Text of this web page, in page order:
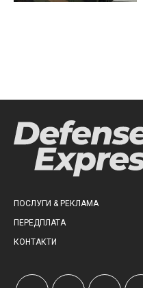
ПОСЛУГИ & РЕКЛАМА
ПЕРЕДПЛАТА
КОНТАКТИ